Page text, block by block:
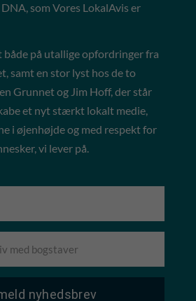
som Vores LokalAvis er
både på utallige opfordringer fra
samt en stor lyst hos de to
Grunnet og Jim Hoff, der står
et nyt stærkt lokalt medie,
i øjenhøjde og med respekt for
vi lever på.